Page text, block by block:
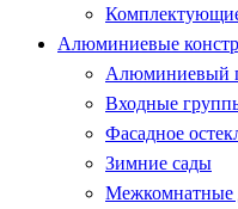
Алюминиевые
Алюминиевый
Входные
Фасадное
Зимние сады
Межкомнатные